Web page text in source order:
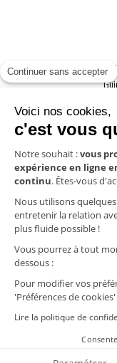
Continuer sans accepter
Voici nos cookies,
c'est vous
Notre souhait :vous
expérience en ligne
continu. Êtes-vous
Nous utilisons
entretenir la relation
plus fluide possible !
Vous pourrez à tout
dessous :
Pour modifier vos
'Préférences de
Lire la politique de